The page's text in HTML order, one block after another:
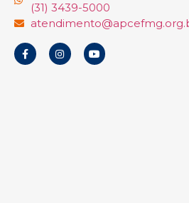
(31) 3439-5000